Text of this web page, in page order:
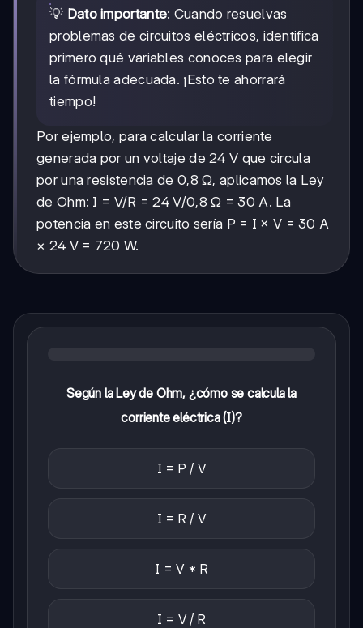
💡 Dato importante: Cuando resuelvas
problemas de circuitos eléctricos, identifica
primero qué variables conoces para elegir
la fórmula adecuada. ¡Esto te ahorrará
tiempo!
Por ejemplo, para calcular la corriente
generada por un voltaje de 24 V que circula
por una resistencia de 0,8 Ω, aplicamos la Ley
de Ohm: I = V/R = 24 V/0,8 Ω = 30 A. La
potencia en este circuito sería P = I × V = 30 A
× 24 V = 720 W.
Según la Ley de Ohm, ¿cómo se calcula la
corriente eléctrica (I)?
I = P / V
I = R / V
I = V * R
I = V / R